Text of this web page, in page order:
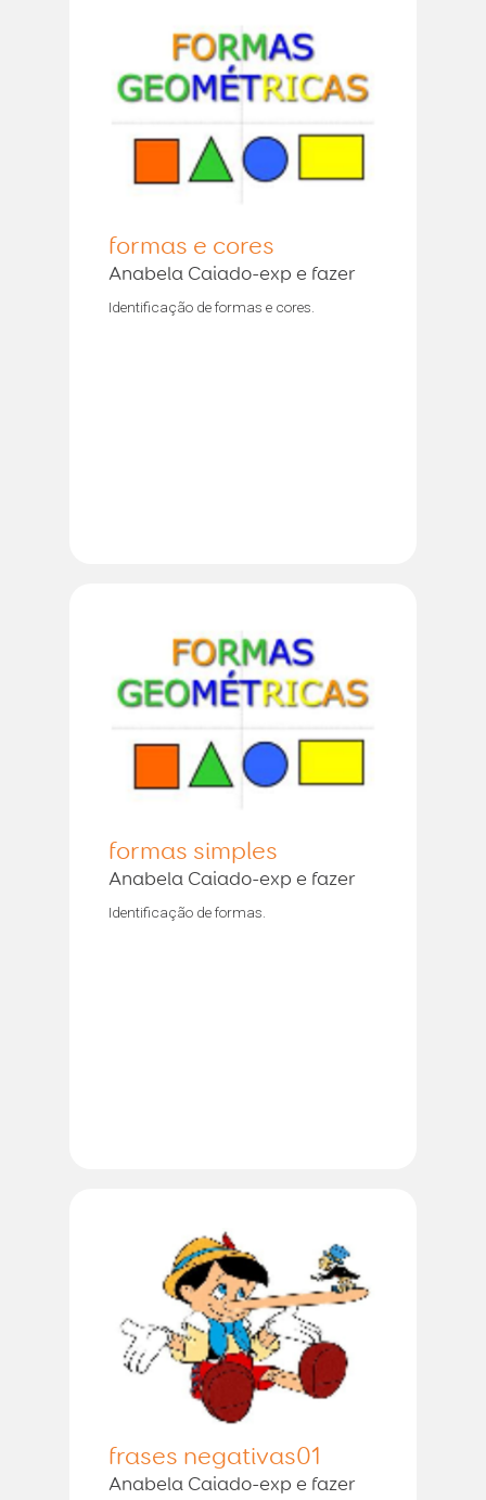
formas e cores
Anabela Caiado-exp e fazer
Identificação de formas e cores.
formas simples
Anabela Caiado-exp e fazer
Identificação de formas.
frases negativas01
Anabela Caiado-exp e fazer